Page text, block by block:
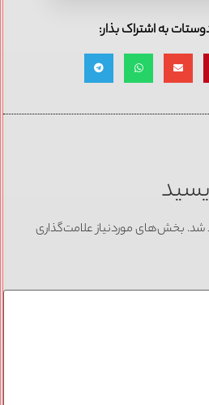
به اشتراک بذار:
شد. بخش‌های موردنیاز علامت‌گذاری